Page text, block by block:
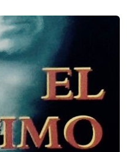
“El último Don” del colega